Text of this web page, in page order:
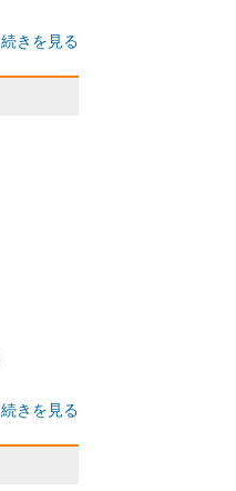
続きを見る
続きを見る